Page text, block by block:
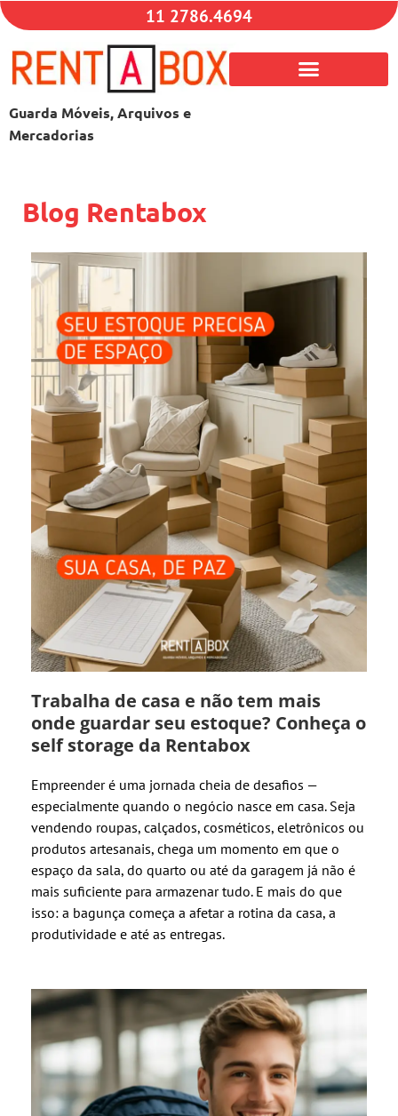
11 2786.4694
Guarda Móveis, Arquivos e
Mercadorias
Blog Rentabox
Trabalha de casa e não tem mais
onde guardar seu estoque? Conheça o
self storage da Rentabox
Empreender é uma jornada cheia de desafios —
especialmente quando o negócio nasce em casa. Seja
vendendo roupas, calçados, cosméticos, eletrônicos ou
produtos artesanais, chega um momento em que o
espaço da sala, do quarto ou até da garagem já não é
mais suficiente para armazenar tudo. E mais do que
isso: a bagunça começa a afetar a rotina da casa, a
produtividade e até as entregas.